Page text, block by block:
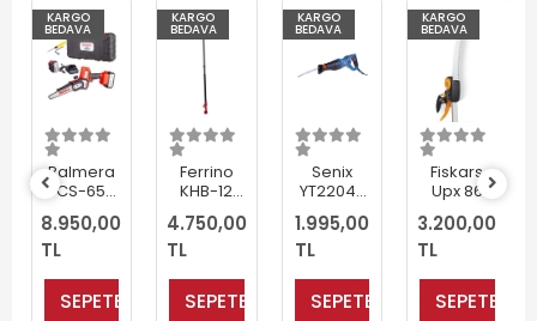
KARGO
BEDAVA
Ferrino
KHB-12
Budama
Testeresi
Kol 3 Mt
4.750,00
TL
SEPETE
KARGO
BEDAVA
Senix
YT2204-
Kuyruğu
Testere
1.995,00
TL
SEPETE
KARGO
BEDAVA
Fiskars
Upx 86
Yüksek
Testeresi
3.200,00
TL
SEPETE
KARGO
BEDAVA
Echo CS-
590
Profesyonel
Testere
Seri)
29.950,00
TL
SEPETE